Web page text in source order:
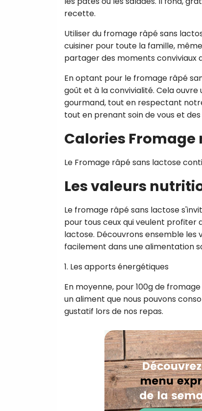
recette.
Utiliser du fromage râpé sans
cuisiner pour toute la famille,
partager des moments conviviaux
En optant pour le fromage râpé
goût et à la convivialité. Cela
gourmand, tout en respectant
tout en prenant soin de vous et
Calories
Le Fromage râpé sans lactose
Les valeurs
Le fromage râpé sans lactose
pour tous ceux qui veulent profiter
lactose. Découvrons ensemble
facilement dans une alimentation
1. Les apports énergétiques
En moyenne, pour 100g de
un aliment que nous pouvons
gustatif lors de nos repas.